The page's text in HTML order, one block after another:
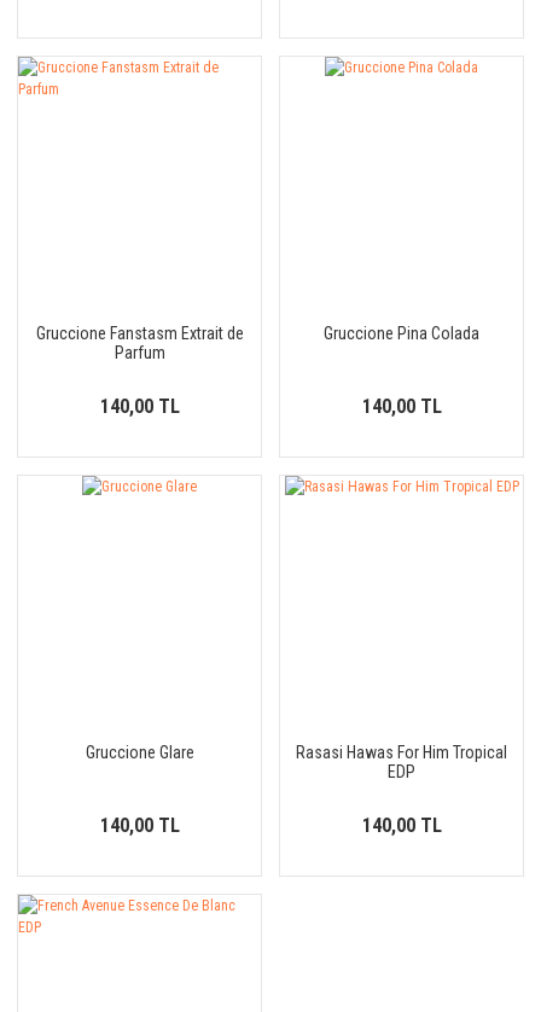
Gruccione Fanstasm Extrait de
Parfum
140,00 TL
Gruccione Pina Colada
140,00 TL
Gruccione Glare
140,00 TL
Rasasi Hawas For Him Tropical
EDP
140,00 TL